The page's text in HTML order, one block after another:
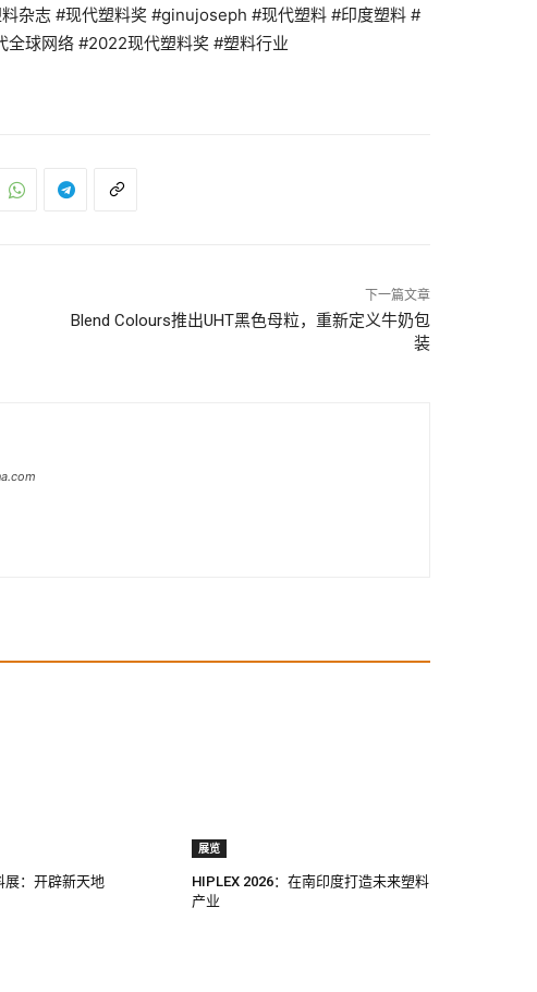
杂志 #现代塑料奖 #ginujoseph #现代塑料 #印度塑料 #
球网络 #2022现代塑料奖 #塑料行业
下一篇文章
Blend Colours推出UHT黑色母粒，重新定义牛奶包
装
展：开辟新天地
展览
HIPLEX 2026：在南印度打造未来塑料
产业